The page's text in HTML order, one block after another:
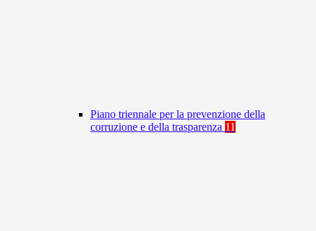
Piano triennale per la prevenzione della
corruzione e della trasparenza 11